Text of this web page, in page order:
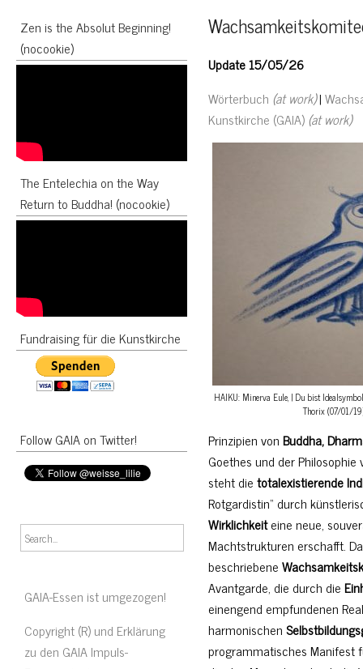
Zen is the Absolut Beginning!
(nocookie)
The Entelechia on the Way
Return to Buddha! (nocookie)
Fundraising für die Kunstkirche
Follow GAIA on Twitter!
GAIA-Essen ist umgezogen!
Copyright (R) und Erklärung
zu den GAIA Impuls-
Update 15/05/26
Wörterbuch (at work)|
Kunstkirche (GAIA)(at work)
HAIKU: Minerva Eule, | Du bist
Thorix (07/01/
Prinzipien vonBuddha,
Goethes und der
steht dietotalexistierende
Rotgardistin“ durch
Wirklichkeiteine neue,
Machtstrukturen erschafft.
beschriebene
Avantgarde, die durch die
einengend empfundenen
harmonischen
programmatisches Manifest